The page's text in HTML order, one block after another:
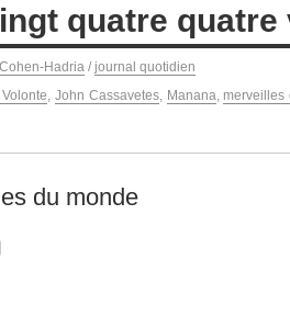
quatre
Hadria / journal quotidien
, John Cassavetes, Manana, merveilles
du monde